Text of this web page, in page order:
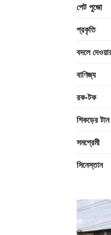
পেট পুজো
প্রকৃতি
বদলে
বাণিজ্য
রক-টক
শিকড়ের টান
সমপ্রেমী
সিনেস্তান